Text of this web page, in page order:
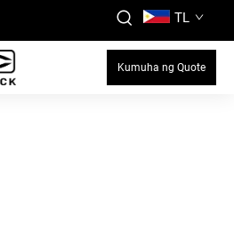
TL
Kumuha ng Quote